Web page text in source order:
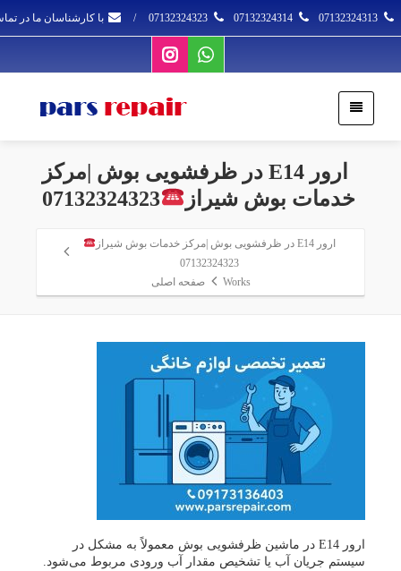
/ با کارشناسان ما در
ارور E14 در ظرفشویی بوش |مرکز
خدمات بوش شیراز
07132324323
ارور E14 در ظرفشویی بوش |مرکز خدمات بوش شیراز
07132324323
Works
صفحه اصلی
ارور E14 در ماشین ظرفشویی بوش معمولاً به مشکل در
سیستم جریان آب یا تشخیص مقدار آب ورودی مربوط می‌شود.